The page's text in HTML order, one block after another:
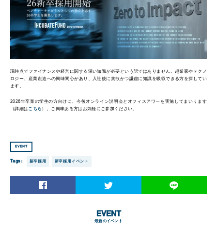
現時点でファイナンスや経営に関する深い知識が必要という訳ではありません。起業家やテクノ
ロジー、産業創造への興味関心があり、入社後に貪欲かつ謙虚に知識を吸収できる方を探してい
ます。
2026年卒業の学生の方向けに、今後オンライン説明会とオフィスアワーを実施してまいります
（詳細は こちら ）。ご興味ある方はお気軽にご参加ください。
EVENT
Tags : 新卒採用 新卒採用イベント
EVENT
最新のイベント